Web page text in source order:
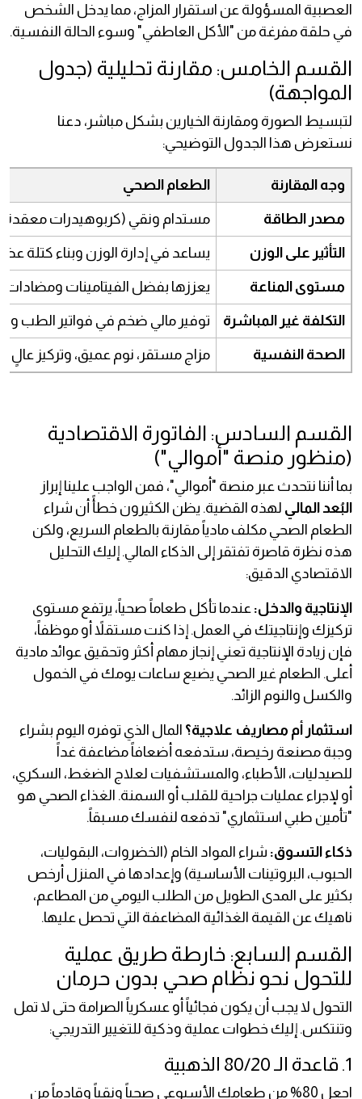
العصبية المسؤولة عن استقرار المزاج، مما يدخل الشخص
في حلقة مفرغة من "الأكل العاطفي" وسوء الحالة النفسية.
القسم الخامس: مقارنة تحليلية (جدول
المواجهة)
لتبسيط الصورة ومقارنة الخيارين بشكل مباشر، دعنا
نستعرض هذا الجدول التوضيحي:
وجه المقارنة الطعام الصحي
مصدر الطاقة مستدام ونقي (كربوهيدرات معقدة)
التأثير على الوزن يساعد في إدارة الوزن وبناء كتلة
مستوى المناعة يعززها بفضل الفيتامينات
التكلفة غير المباشرة توفير مالي ضخم في فواتير الطب
الصحة النفسية مزاج مستقر، نوم عميق، وتركيز عالٍ
القسم السادس: الفاتورة الاقتصادية
(منظور منصة "أموالي")
بما أننا نتحدث عبر منصة "أموالي"، فمن الواجب علينا إبراز
البُعد المالي لهذه القضية. يظن الكثيرون خطأً أن شراء
الطعام الصحي مكلف مادياً مقارنة بالطعام السريع، ولكن
هذه نظرة قاصرة تفتقر إلى الذكاء المالي. إليك التحليل
الاقتصادي الدقيق:
الإنتاجية والدخل: عندما تأكل طعاماً صحياً، يرتفع مستوى
تركيزك وإنتاجيتك في العمل. إذا كنت مستقلاً أو موظفاً،
فإن زيادة الإنتاجية تعني إنجاز مهام أكثر وتحقيق عوائد مادية
أعلى. الطعام غير الصحي يضيع ساعات يومك في الخمول
والكسل والنوم الزائد.
استثمار أم مصاريف علاجية؟ المال الذي توفره اليوم بشراء
وجبة مصنعة رخيصة، ستدفعه أضعافاً مضاعفة غداً
للصيدليات، الأطباء، والمستشفيات لعلاج الضغط، السكري،
أو لإجراء عمليات جراحية للقلب أو السمنة. الغذاء الصحي هو
"تأمين طبي استثماري" تدفعه لنفسك مسبقاً.
ذكاء التسوق: شراء المواد الخام (الخضروات، البقوليات،
الحبوب، البروتينات الأساسية) وإعدادها في المنزل أرخص
بكثير على المدى الطويل من الطلب اليومي من المطاعم،
ناهيك عن القيمة الغذائية المضاعفة التي تحصل عليها.
القسم السابع: خارطة طريق عملية
للتحول نحو نظام صحي بدون حرمان
التحول لا يجب أن يكون فجائياً أو عسكرياً الصرامة حتى لا تمل
وتنتكس. إليك خطوات عملية وذكية للتغيير التدريجي:
1. قاعدة الـ 80/20 الذهبية
اجعل 80% من طعامك الأسبوعي صحياً ونقياً وقادماً من